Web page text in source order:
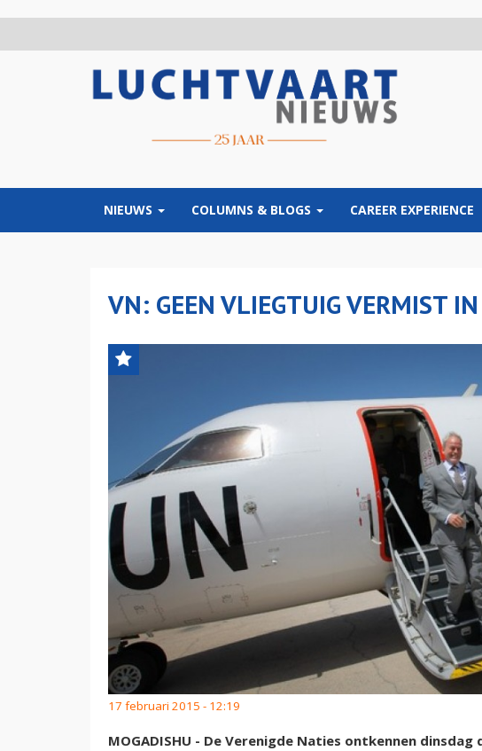
NIEUWS COLUMNS & BLOGS CAREER EXPERIENCE
VN: GEEN VLIEGTUIG VERMIST
17 februari 2015 - 12:19
MOGADISHU - De Verenigde Naties ontkennen